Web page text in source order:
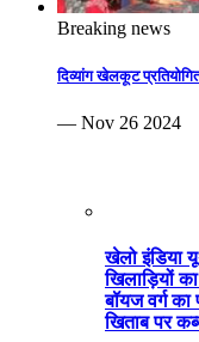
Breaking news
दिव्यांग खेलकूट
— Nov 26 2024
खेलो इंडिया
खिलाड़ियों
बॉयज वर्ग
खिताब पर